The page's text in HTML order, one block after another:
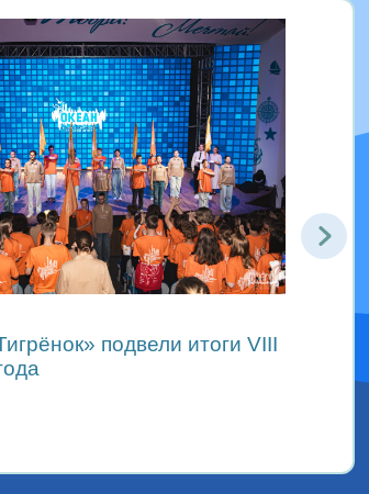
подвели итоги VIII